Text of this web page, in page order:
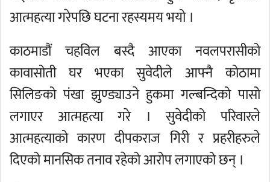
आत्महत्या गरेपछि घटना रहस्यमय भयो ।
काठमाडौं चहविल बस्दै आएका नवलपरासीको
कावासोती घर भएका सुवेदीले आफ्नै कोठामा
सिलिङको पंखा झुण्ड्याउने हुकमा गल्बन्दिको पासो
लगाएर आत्महत्या गरे । सुवेदीको परिवारले
आत्महत्याको कारण दीपकराज गिरी र प्रहरीहरुले
दिएको मानसिक तनाव रहेको आरोप लगाएको छन् ।